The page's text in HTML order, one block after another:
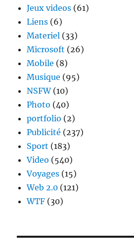
Jeux videos (61)
Liens (6)
Materiel (33)
Microsoft (26)
Mobile (8)
Musique (95)
NSFW(10)
Photo (40)
portfolio (2)
Publicité (237)
Sport (183)
Video (540)
Voyages (15)
Web 2.0 (121)
WTF (30)